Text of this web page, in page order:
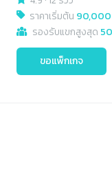
ราคาเริ่มต้น 90,000
รองรับแขกสูงสุด
ขอแพ็กเกจ